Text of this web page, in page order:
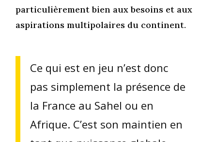
particulièrement bien aux besoins et aux
aspirations multipolaires du continent.
Ce qui est en jeu n’est donc
pas simplement la présence de
la France au Sahel ou en
Afrique. C’est son maintien en